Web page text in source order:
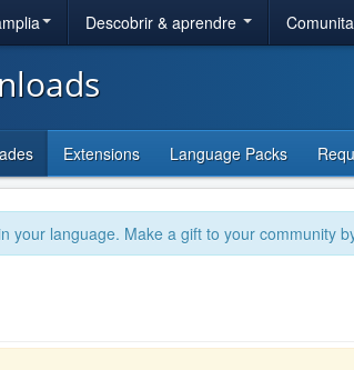
Descobrir & aprendre
Extensions Language Packs
your language. Make a gift to your community